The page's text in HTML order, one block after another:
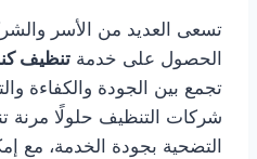
تسعى العديد من الأسر
الحصول على خدمة تنظيف
تجمع بين الجودة والكفاءة
شركات التنظيف حلولًا مرنة
التضحية بجودة الخدمة، مع